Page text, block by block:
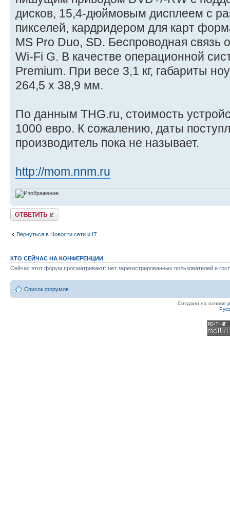
дисков, 15,4-дюймовым дисплеем с
пикселей, кардридером для карт
MS Pro Duo, SD. Беспроводная связь
Wi-Fi G. В качестве операционной
Premium. При весе 3,1 кг, габариты
264,5 x 38,9 мм.
По данным THG.ru, стоимость
1000 евро. К сожалению, даты
производитель пока не называет.
http://mom.nnm.ru
Ответить
Вернуться в Новости сети и IT
КТО СЕЙЧАС НА КОНФЕРЕНЦИИ
Сейчас этот форум просматривают: нет зарегистрированных пользователей и
Список форумов
Создано на основе